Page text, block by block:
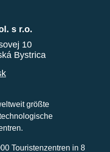
s r.o.
10
Bystrica
größte
Touristenzentren in 8